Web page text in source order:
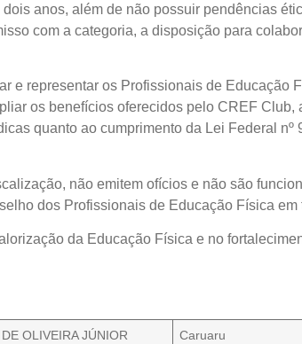
anos, além de não possuir pendências
com a categoria, a disposição para
e representar os Profissionais de Educação
os benefícios oferecidos pelo CREF
quanto ao cumprimento da Lei Federal nº
não emitem ofícios e não são
dos Profissionais de Educação Física em
da Educação Física e no
OLIVEIRA JÚNIOR Caruaru